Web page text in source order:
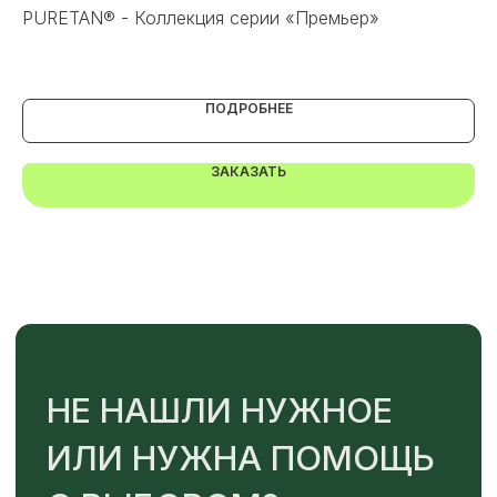
PURETAN® - Коллекция серии «Премьер»
ПОДРОБНЕЕ
ЗАКАЗАТЬ